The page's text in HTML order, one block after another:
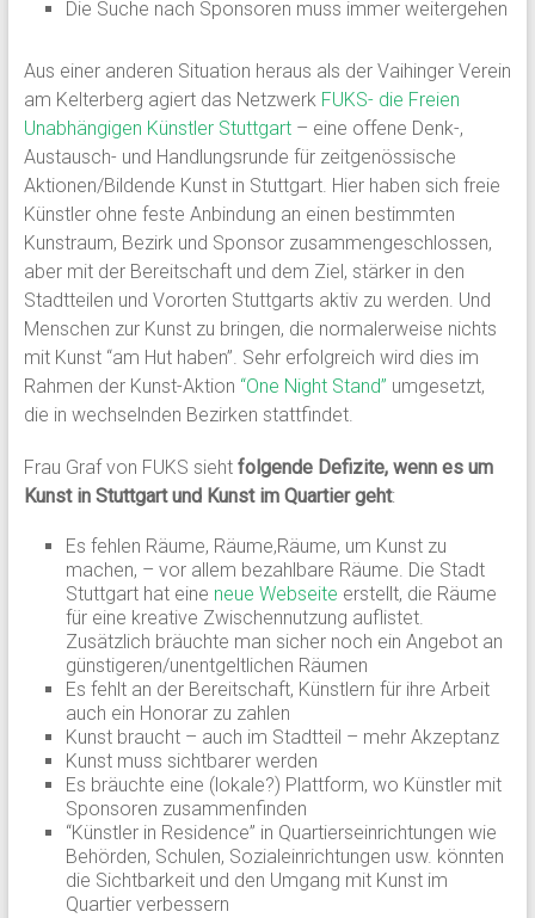
Die Suche nach Sponsoren muss immer weitergehen
Aus einer anderen Situation heraus als der Vaihinger Verein
am Kelterberg agiert das Netzwerk FUKS- die Freien
Unabhängigen Künstler Stuttgart– eine offene Denk-,
Austausch- und Handlungsrunde für zeitgenössische
Aktionen/Bildende Kunst in Stuttgart. Hier haben sich freie
Künstler ohne feste Anbindung an einen bestimmten
Kunstraum, Bezirk und Sponsor zusammengeschlossen,
aber mit der Bereitschaft und dem Ziel, stärker in den
Stadtteilen und Vororten Stuttgarts aktiv zu werden. Und
Menschen zur Kunst zu bringen, die normalerweise nichts
mit Kunst “am Hut haben”. Sehr erfolgreich wird dies im
Rahmen der Kunst-Aktion “One Night Stand” umgesetzt,
die in wechselnden Bezirken stattfindet.
Frau Graf von FUKS sieht folgende Defizite, wenn es um
Kunst in Stuttgart und Kunst im Quartier geht:
Es fehlen Räume, Räume,Räume, um Kunst zu
machen, – vor allem bezahlbare Räume. Die Stadt
Stuttgart hat eine neue Webseite erstellt, die Räume
für eine kreative Zwischennutzung auflistet.
Zusätzlich bräuchte man sicher noch ein Angebot an
günstigeren/unentgeltlichen Räumen
Es fehlt an der Bereitschaft, Künstlern für ihre Arbeit
auch ein Honorar zu zahlen
Kunst braucht – auch im Stadtteil – mehr Akzeptanz
Kunst muss sichtbarer werden
Es bräuchte eine (lokale?) Plattform, wo Künstler mit
Sponsoren zusammenfinden
“Künstler in Residence” in Quartierseinrichtungen wie
Behörden, Schulen, Sozialeinrichtungen usw. könnten
die Sichtbarkeit und den Umgang mit Kunst im
Quartier verbessern